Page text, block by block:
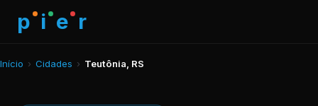
p i e r
Início › Cidades › Teutônia, RS